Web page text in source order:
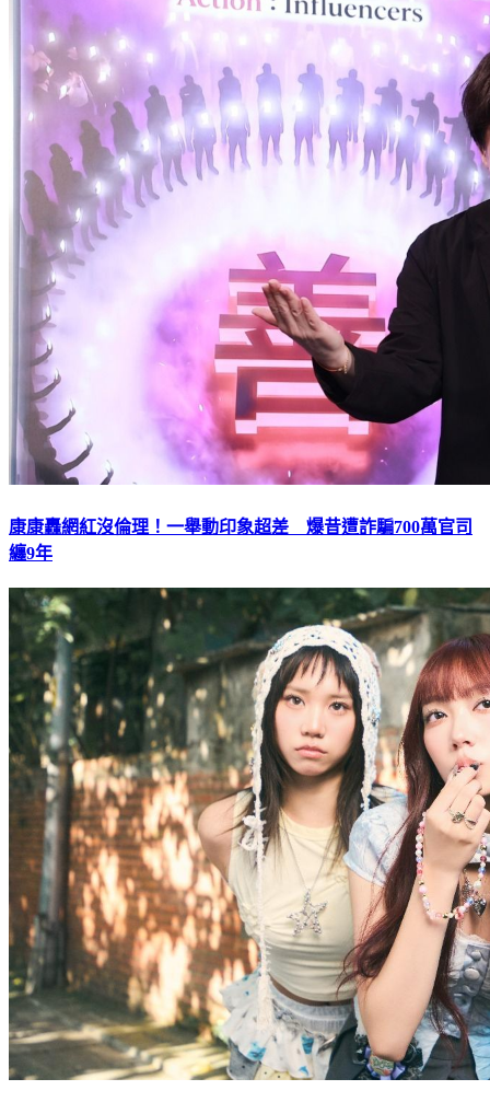
康康轟網紅沒倫理！一舉動印象超差 爆昔遭詐騙700萬官司
纏9年